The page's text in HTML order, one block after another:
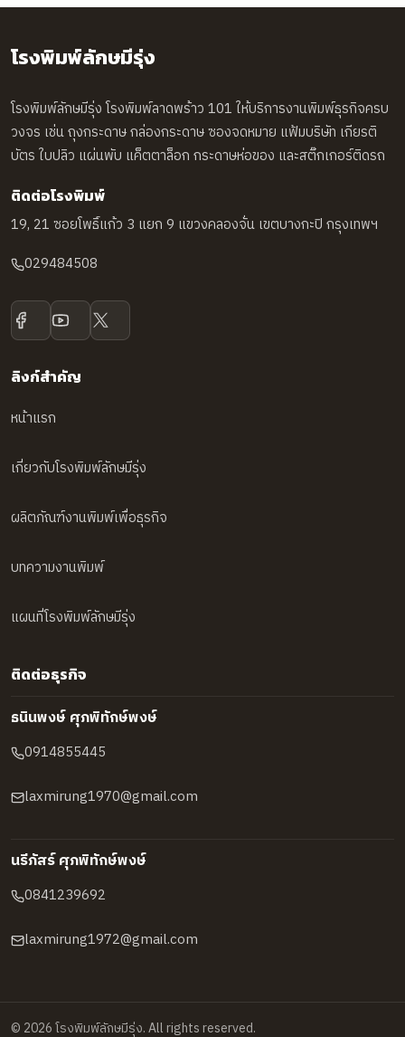
โรงพิมพ์ลักษมีรุ่ง
โรงพิมพ์ลักษมีรุ่ง โรงพิมพ์ลาดพร้าว 101 ให้บริการงานพิมพ์ธุรกิจครบ
วงจร เช่น ถุงกระดาษ กล่องกระดาษ ซองจดหมาย แฟ้มบริษัท เกียรติ
บัตร ใบปลิว แผ่นพับ แค็ตตาล็อก กระดาษห่อของ และสติ๊กเกอร์ติดรถ
ติดต่อโรงพิมพ์
19, 21 ซอยโพธิ์แก้ว 3 แยก 9 แขวงคลองจั่น เขตบางกะปิ กรุงเทพฯ
029484508
ลิงก์สำคัญ
หน้าแรก
เกี่ยวกับโรงพิมพ์ลักษมีรุ่ง
ผลิตภัณฑ์งานพิมพ์เพื่อธุรกิจ
บทความงานพิมพ์
แผนที่โรงพิมพ์ลักษมีรุ่ง
ติดต่อธุรกิจ
ธนินพงษ์ ศุภพิทักษ์พงษ์
0914855445
laxmirung1970@gmail.com
นรีภัสร์ ศุภพิทักษ์พงษ์
0841239692
laxmirung1972@gmail.com
© 2026โรงพิมพ์ลักษมีรุ่ง. All rights reserved.